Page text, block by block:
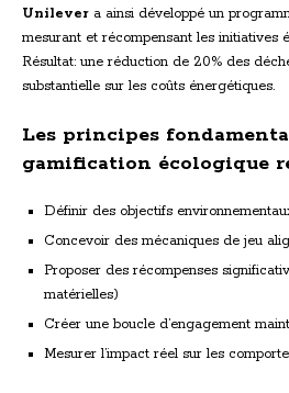
Unilever a ainsi développé un
mesurant et récompensant les initiatives
Résultat: une réduction de 20% des
substantielle sur les coûts énergétiques.
Les principes
gamification écologique
Définir des objectifs
Concevoir des mécaniques de jeu
Proposer des récompenses
matérielles)
Créer une boucle d’engagement
Mesurer l’impact réel sur les